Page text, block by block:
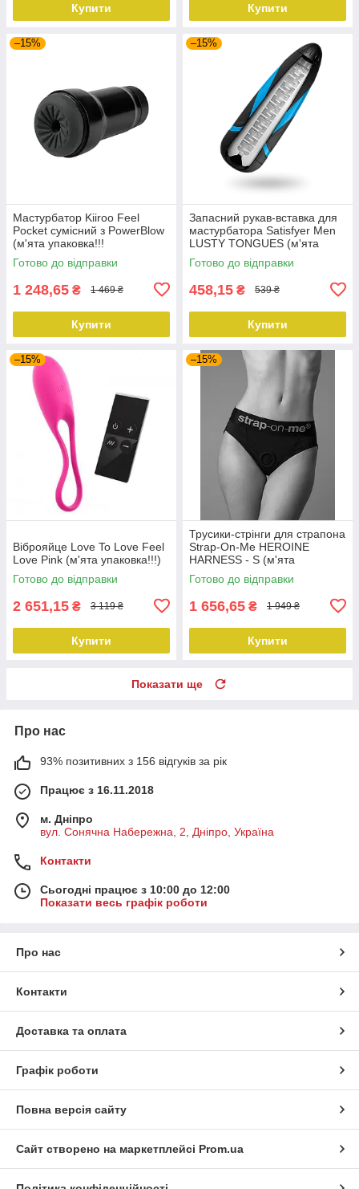
Купити Купити
–15%
Мастурбатор Kiiroo Feel
Pocket сумісний з PowerBlow
(м'ята упаковка!!!
Готово до відправки
1 248,65 ₴ 1 469 ₴
Купити
–15%
Запасний рукав-вставка для
мастурбатора Satisfyer Men
LUSTY TONGUES (м'ята
упаковка!!!)
Готово до відправки
458,15 ₴ 539 ₴
Купити
–15%
Віброяйце Love To Love Feel
Love Pink (м'ята упаковка!!!)
Готово до відправки
2 651,15 ₴ 3 119 ₴
Купити
–15%
Трусики-стрінги для страпона
Strap-On-Me HEROINE
HARNESS - S (м'ята
упаковка!!!)
Готово до відправки
1 656,65 ₴ 1 949 ₴
Купити
Показати ще
Про нас
93% позитивних з 156 відгуків за рік
Працює з 16.11.2018
м. Дніпро
вул. Сонячна Набережна, 2, Дніпро, Україна
Контакти
Сьогодні працює з 10:00 до 12:00
Показати весь графік роботи
Про нас
Контакти
Доставка та оплата
Графік роботи
Повна версія сайту
Сайт створено на маркетплейсі Prom.ua